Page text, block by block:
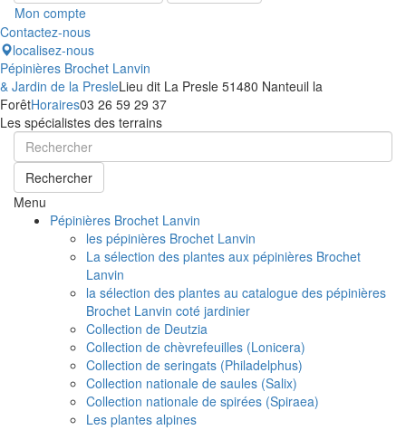
Mon compte
Contactez-nous
localisez-nous
Pépinières Brochet Lanvin
& Jardin de la PresleLieu dit La Presle 51480 Nanteuil la
ForêtHoraires03 26 59 29 37
Les spécialistes des terrains
Rechercher
Menu
Pépinières Brochet Lanvin
les pépinières Brochet Lanvin
La sélection des plantes aux pépinières Brochet
Lanvin
la sélection des plantes au catalogue des pépinières
Brochet Lanvin coté jardinier
Collection de Deutzia
Collection de chèvrefeuilles (Lonicera)
Collection de seringats (Philadelphus)
Collection nationale de saules (Salix)
Collection nationale de spirées (Spiraea)
Les plantes alpines